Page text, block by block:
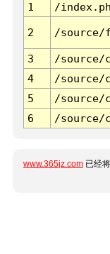
1
/
2 /source/
3 /source/
4
/source/
5
/source/
6
/source/
www.365jz.com 已经